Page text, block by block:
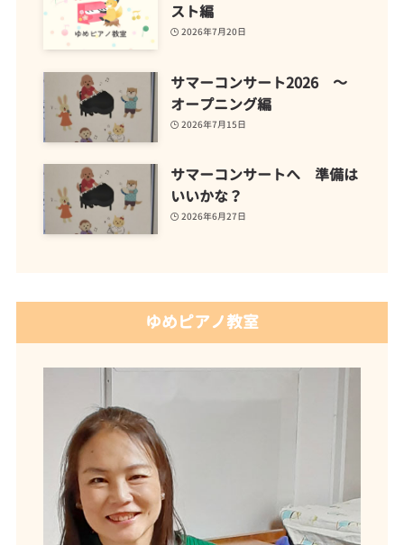
スト編
2026年7月20日
サマーコンサート2026 ～
オープニング編
2026年7月15日
サマーコンサートへ 準備は
いいかな？
2026年6月27日
ゆめピアノ教室